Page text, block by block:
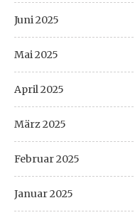
Juni 2025
Mai 2025
April 2025
März 2025
Februar 2025
Januar 2025